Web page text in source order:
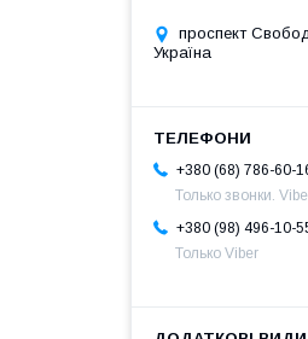
проспект
Україна
+380 (68) 786-60-
Только звонки.
+380 (98) 496-10-
Только Viber